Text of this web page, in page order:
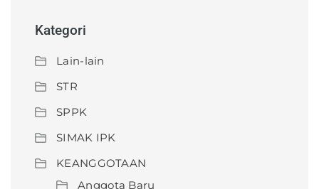
Kategori
Lain-lain
STR
SPPK
SIMAK IPK
KEANGGOTAAN
Anggota Baru